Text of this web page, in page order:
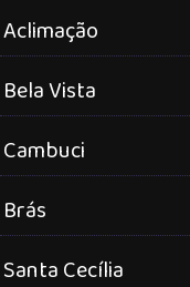
Aclimação
Bela Vista
Cambuci
Brás
Santa Cecília